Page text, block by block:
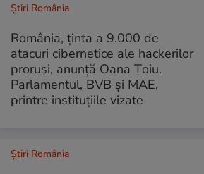
Știri România
România, ținta a 9.000 de
atacuri cibernetice ale hackerilor
proruși, anunță Oana Țoiu.
Parlamentul, BVB și MAE,
printre instituțiile vizate
Știri România